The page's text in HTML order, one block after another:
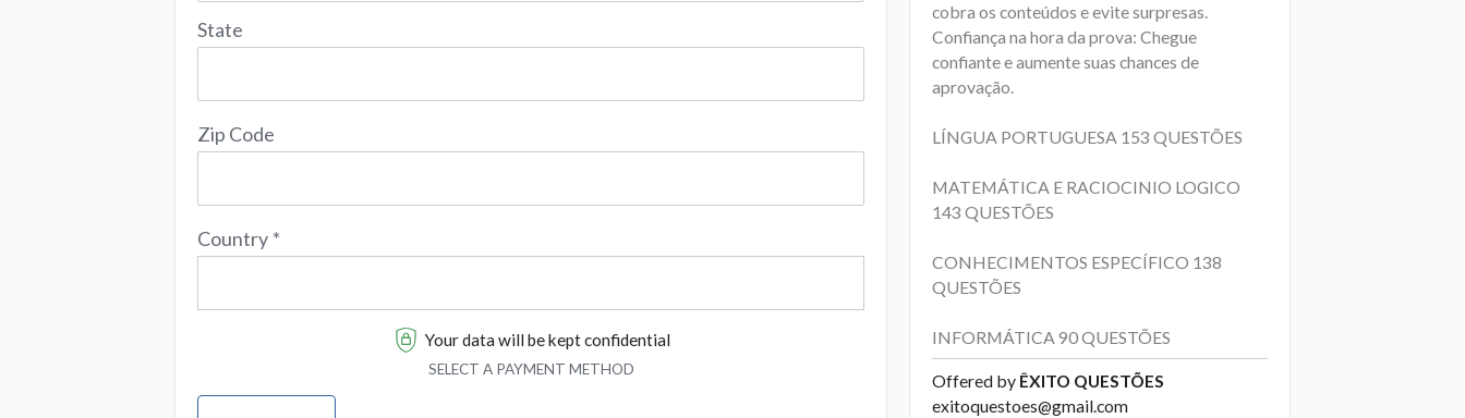
State
Zip Code
Country *
Your data will be kept confidential
SELECT A PAYMENT METHOD
cobra os conteúdos e evite surpresas.
Confiança na hora da prova: Chegue
confiante e aumente suas chances de
aprovação.
LÍNGUA PORTUGUESA 153 QUESTÕES
MATEMÁTICA E RACIOCINIO LOGICO
143 QUESTÕES
CONHECIMENTOS ESPECÍFICO 138
QUESTÕES
INFORMÁTICA 90 QUESTÕES
Offered by ÊXITO QUESTÕES
exitoquestoes@gmail.com